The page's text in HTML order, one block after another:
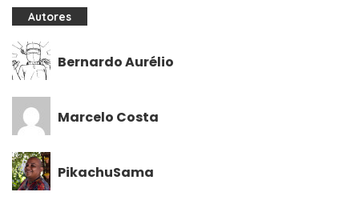
Autores
Bernardo Aurélio
Marcelo Costa
PikachuSama